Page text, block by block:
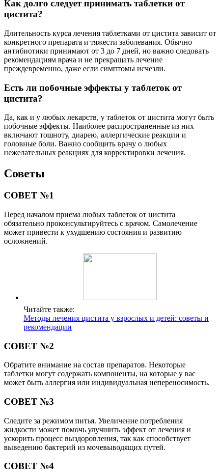
Как долго следует принимать таблетки от
цистита?
Длительность курса лечения таблетками от цистита зависит от
конкретного препарата и тяжести заболевания. Обычно
антибиотики принимают от 3 до 7 дней, но важно следовать
рекомендациям врача и не прекращать лечение
преждевременно, даже если симптомы исчезли.
Есть ли побочные эффекты у таблеток от
цистита?
Да, как и у любых лекарств, у таблеток от цистита могут быть
побочные эффекты. Наиболее распространенные из них
включают тошноту, диарею, аллергические реакции и
головные боли. Важно сообщить врачу о любых
нежелательных реакциях для корректировки лечения.
Советы
СОВЕТ №1
Перед началом приема любых таблеток от цистита
обязательно проконсультируйтесь с врачом. Самолечение
может привести к ухудшению состояния и развитию
осложнений.
Читайте также:
Методы лечения цистита у взрослых и детей: советы и
рекомендации
СОВЕТ №2
Обратите внимание на состав препаратов. Некоторые
таблетки могут содержать компоненты, на которые у вас
может быть аллергия или индивидуальная непереносимость.
СОВЕТ №3
Следите за режимом питья. Увеличение потребления
жидкости может помочь улучшить эффект от лечения и
ускорить процесс выздоровления, так как способствует
выведению бактерий из мочевыводящих путей.
СОВЕТ №4